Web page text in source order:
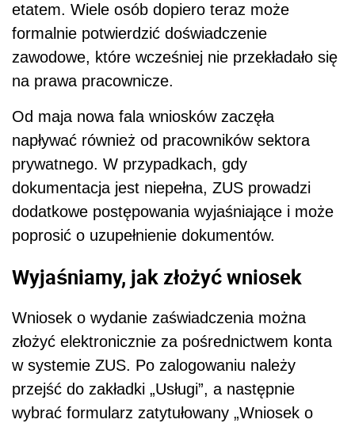
etatem. Wiele osób dopiero teraz może
formalnie potwierdzić doświadczenie
zawodowe, które wcześniej nie przekładało się
na prawa pracownicze.
Od maja nowa fala wniosków zaczęła
napływać również od pracowników sektora
prywatnego. W przypadkach, gdy
dokumentacja jest niepełna, ZUS prowadzi
dodatkowe postępowania wyjaśniające i może
poprosić o uzupełnienie dokumentów.
Wyjaśniamy, jak złożyć wniosek
Wniosek o wydanie zaświadczenia można
złożyć elektronicznie za pośrednictwem konta
w systemie ZUS. Po zalogowaniu należy
przejść do zakładki „Usługi”, a następnie
wybrać formularz zatytułowany „Wniosek o